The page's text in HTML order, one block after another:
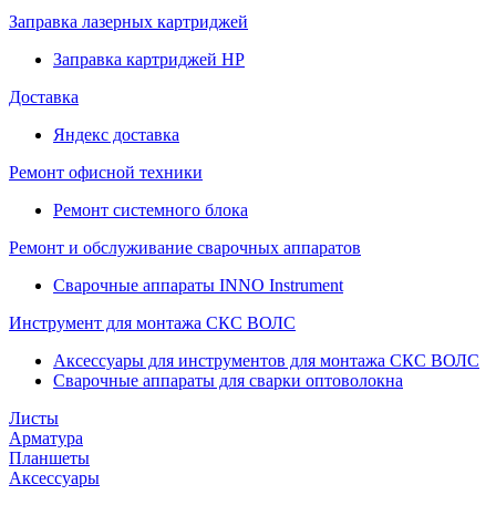
Заправка лазерных картриджей
Заправка картриджей HP
Доставка
Яндекс доставка
Ремонт офисной техники
Ремонт системного блока
Ремонт и обслуживание сварочных аппаратов
Сварочные аппараты INNO Instrument
Инструмент для монтажа СКС ВОЛС
Аксессуары для инструментов для монтажа СКС ВОЛС
Сварочные аппараты для сварки оптоволокна
Листы
Арматура
Планшеты
Аксессуары